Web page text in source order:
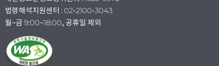
법령해석지원센터 : 02-2100-3043
월~금 9:00~18:00, 공휴일 제외